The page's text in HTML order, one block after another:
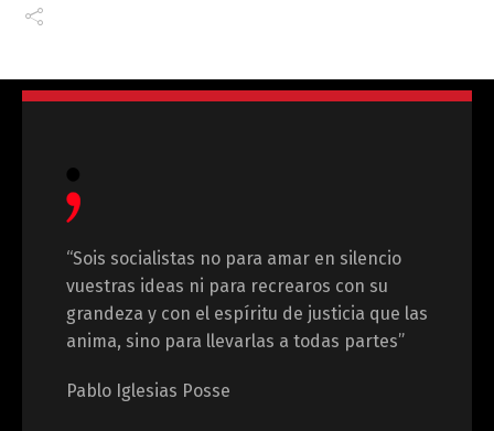
“Sois socialistas no para amar en silencio
vuestras ideas ni para recrearos con su
grandeza y con el espíritu de justicia que las
anima, sino para llevarlas a todas partes”
Pablo Iglesias Posse